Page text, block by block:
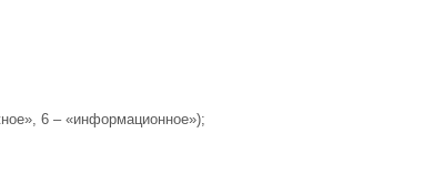
6 – «информационное»);